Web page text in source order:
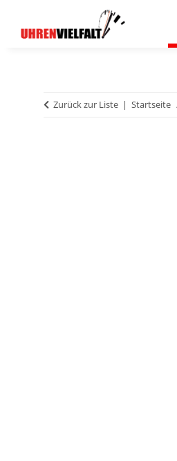
Zurück zur Liste Startseite